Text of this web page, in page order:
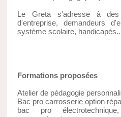
Le Greta s'adresse à
d'entreprise, demandeurs
système scolaire,
Formations proposées
Atelier de pédagogie
Bac pro carrosserie option
bac pro